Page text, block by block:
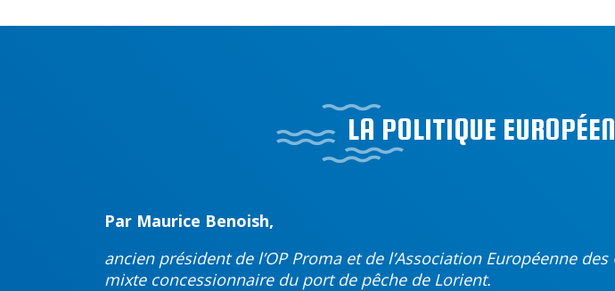
LA POLITIQUE
Par Maurice Benoish,
ancien président de l’OP Proma et de l’Association Européenne
mixte concessionnaire du port de pêche de Lorient.